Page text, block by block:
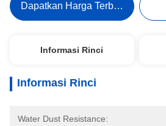
Dapatkan Harga Terbaik
Informasi Rinci
Informasi Rinci
Water Dust Resistance: